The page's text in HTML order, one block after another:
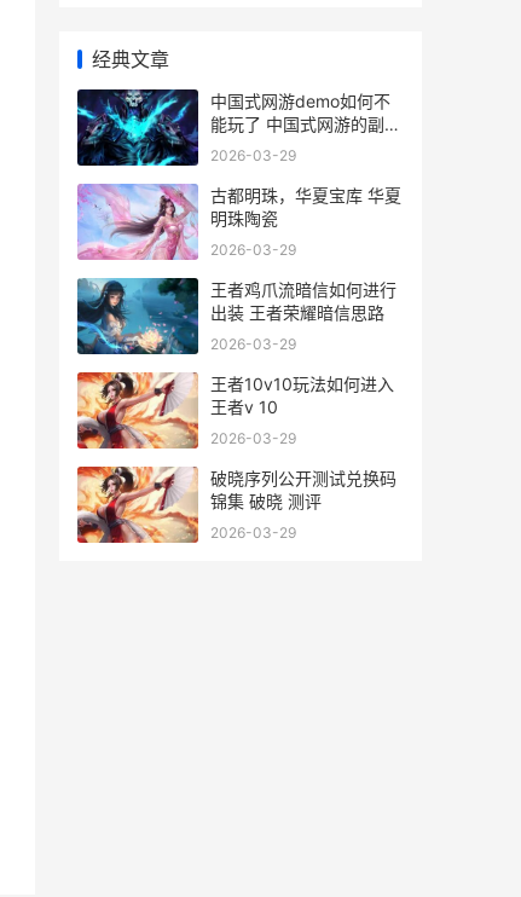
经典文章
中国式网游demo如何不
能玩了 中国式网游的副本
天空之境在哪里
2026-03-29
古都明珠，华夏宝库 华夏
明珠陶瓷
2026-03-29
王者鸡爪流暗信如何进行
出装 王者荣耀暗信思路
2026-03-29
王者10v10玩法如何进入
王者v 10
2026-03-29
破晓序列公开测试兑换码
锦集 破晓 测评
2026-03-29